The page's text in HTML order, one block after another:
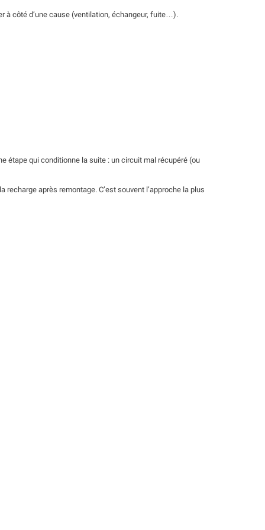
à côté d’une cause (ventilation, échangeur, fuite…).
étape qui conditionne la suite : un circuit mal récupéré (ou
après remontage. C’est souvent l’approche la plus